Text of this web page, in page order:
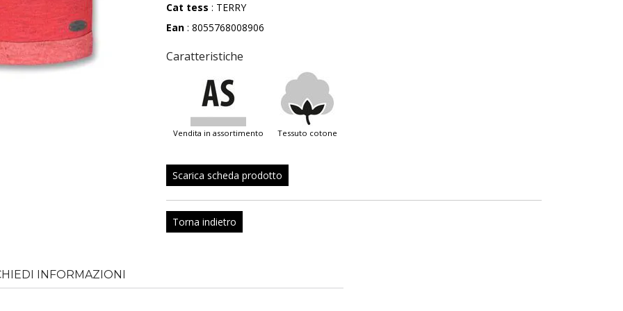
Cat tess : TERRY
Ean : 8055768008906
Caratteristiche
vendita in assortimento tessuto cotone
Scarica scheda prodotto
Torna indietro
INFORMAZIONI